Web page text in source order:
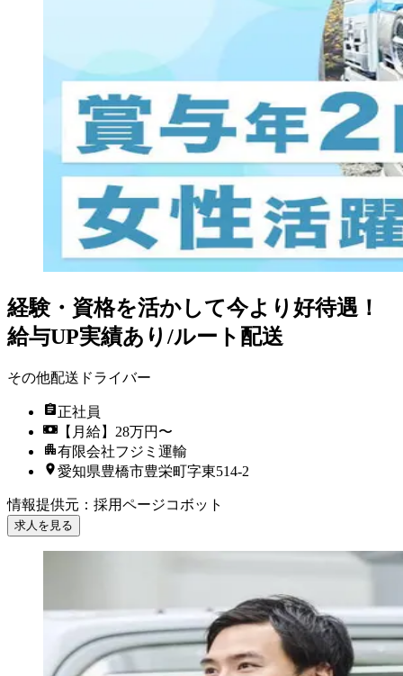
経験・資格を活かして今より好待遇！
給与UP実績あり/ルート配送
その他配送ドライバー
正社員
【月給】28万円〜
有限会社フジミ運輸
愛知県豊橋市豊栄町字東514-2
情報提供元 ： 採用ページコボット
求人を見る